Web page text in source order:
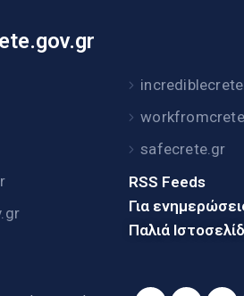
safecrete.gr
RSS Feeds
Για
Παλιά